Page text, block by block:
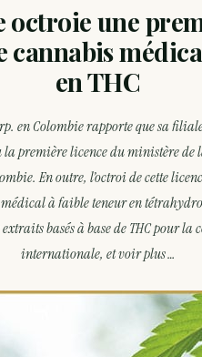
octroie une
cannabis
en THC
en Colombie rapporte que sa
la première licence du ministère
En outre, l’octroi de cette
à faible teneur en
basés à base de THC pour la
internationale, et voir plus …